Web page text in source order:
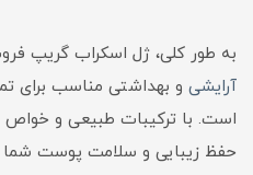
به طور کلی، ژل اسکراب گریپ
آرایشی و بهداشتی مناسب برای
است. با ترکیبات طبیعی و خواص
حفظ زیبایی و سلامت پوست